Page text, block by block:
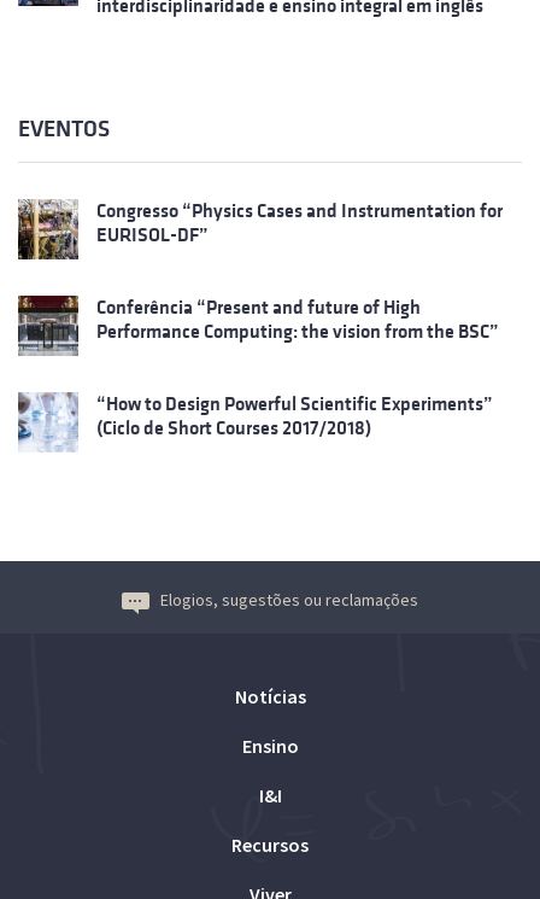
interdisciplinaridade e ensino integral em inglês
EVENTOS
Congresso “Physics Cases and Instrumentation for
EURISOL-DF”
Conferência “Present and future of High
Performance Computing: the vision from the BSC”
“How to Design Powerful Scientific Experiments”
(Ciclo de Short Courses 2017/2018)
Elogios, sugestões ou reclamações
Notícias
Ensino
I&I
Recursos